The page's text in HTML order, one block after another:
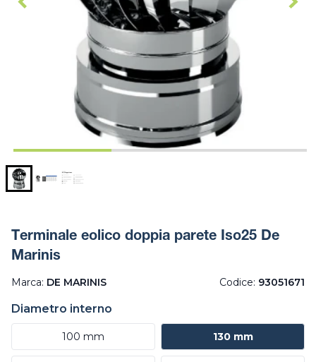
Terminale eolico doppia parete Iso25 De
Marinis
Marca: DE MARINIS Codice: 93051671
Diametro interno
100 mm 130 mm